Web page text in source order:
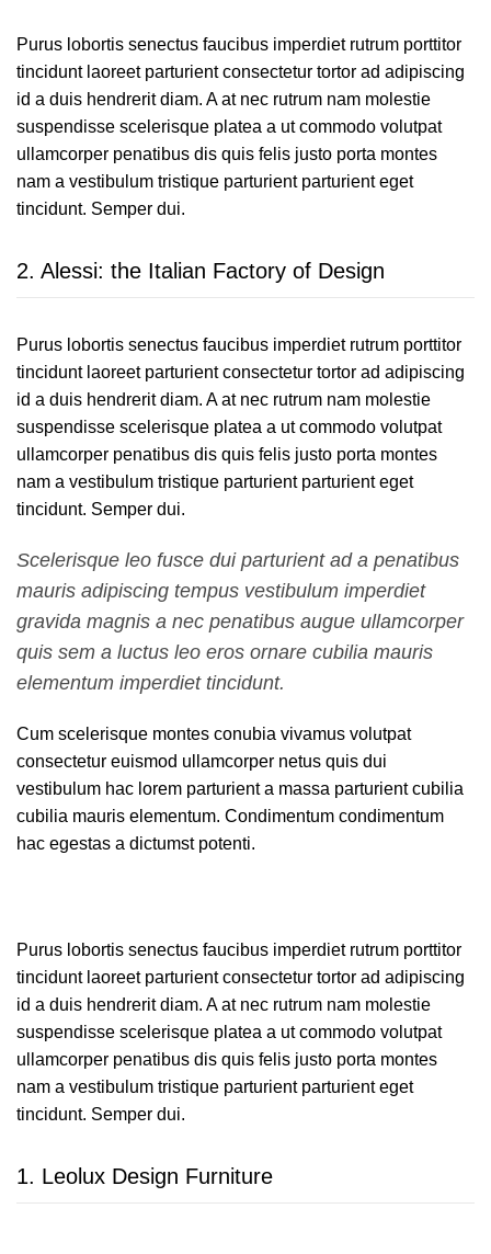
Purus lobortis senectus faucibus imperdiet rutrum porttitor
tincidunt laoreet parturient consectetur tortor ad adipiscing
id a duis hendrerit diam. A at nec rutrum nam molestie
suspendisse scelerisque platea a ut commodo volutpat
ullamcorper penatibus dis quis felis justo porta montes
nam a vestibulum tristique parturient parturient eget
tincidunt. Semper dui.
2. Alessi: the Italian Factory of Design
Purus lobortis senectus faucibus imperdiet rutrum porttitor
tincidunt laoreet parturient consectetur tortor ad adipiscing
id a duis hendrerit diam. A at nec rutrum nam molestie
suspendisse scelerisque platea a ut commodo volutpat
ullamcorper penatibus dis quis felis justo porta montes
nam a vestibulum tristique parturient parturient eget
tincidunt. Semper dui.
Scelerisque leo fusce dui parturient ad a penatibus
mauris adipiscing tempus vestibulum imperdiet
gravida magnis a nec penatibus augue ullamcorper
quis sem a luctus leo eros ornare cubilia mauris
elementum imperdiet tincidunt.
Cum scelerisque montes conubia vivamus volutpat
consectetur euismod ullamcorper netus quis dui
vestibulum hac lorem parturient a massa parturient cubilia
cubilia mauris elementum. Condimentum condimentum
hac egestas a dictumst potenti.
Purus lobortis senectus faucibus imperdiet rutrum porttitor
tincidunt laoreet parturient consectetur tortor ad adipiscing
id a duis hendrerit diam. A at nec rutrum nam molestie
suspendisse scelerisque platea a ut commodo volutpat
ullamcorper penatibus dis quis felis justo porta montes
nam a vestibulum tristique parturient parturient eget
tincidunt. Semper dui.
1. Leolux Design Furniture